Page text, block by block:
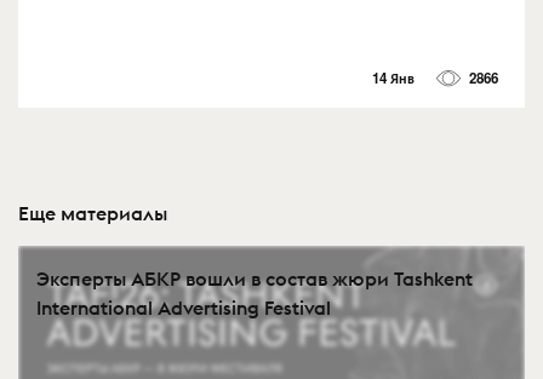
14 Янв 2866
Еще материалы
Эксперты АБКР вошли в состав жюри Tashkent
International Advertising Festival